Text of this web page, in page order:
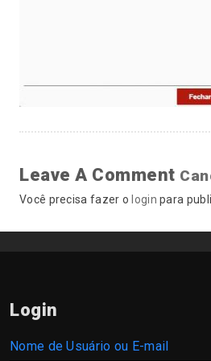
Leave A Comment
Você precisa fazer o login para
Login
Nome de Usuário ou E-mail